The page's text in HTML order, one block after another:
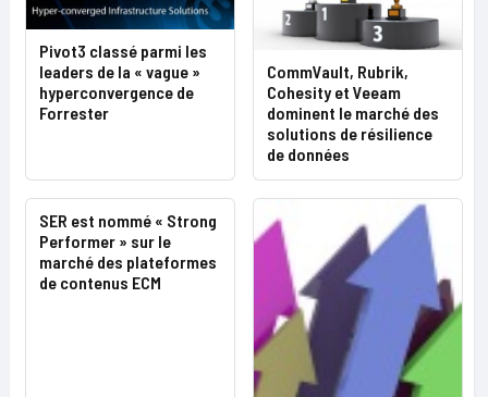
Pivot3 classé parmi les
leaders de la « vague »
hyperconvergence de
Forrester
CommVault, Rubrik,
Cohesity et Veeam
dominent le marché des
solutions de résilience
de données
SER est nommé « Strong
Performer » sur le
marché des plateformes
de contenus ECM